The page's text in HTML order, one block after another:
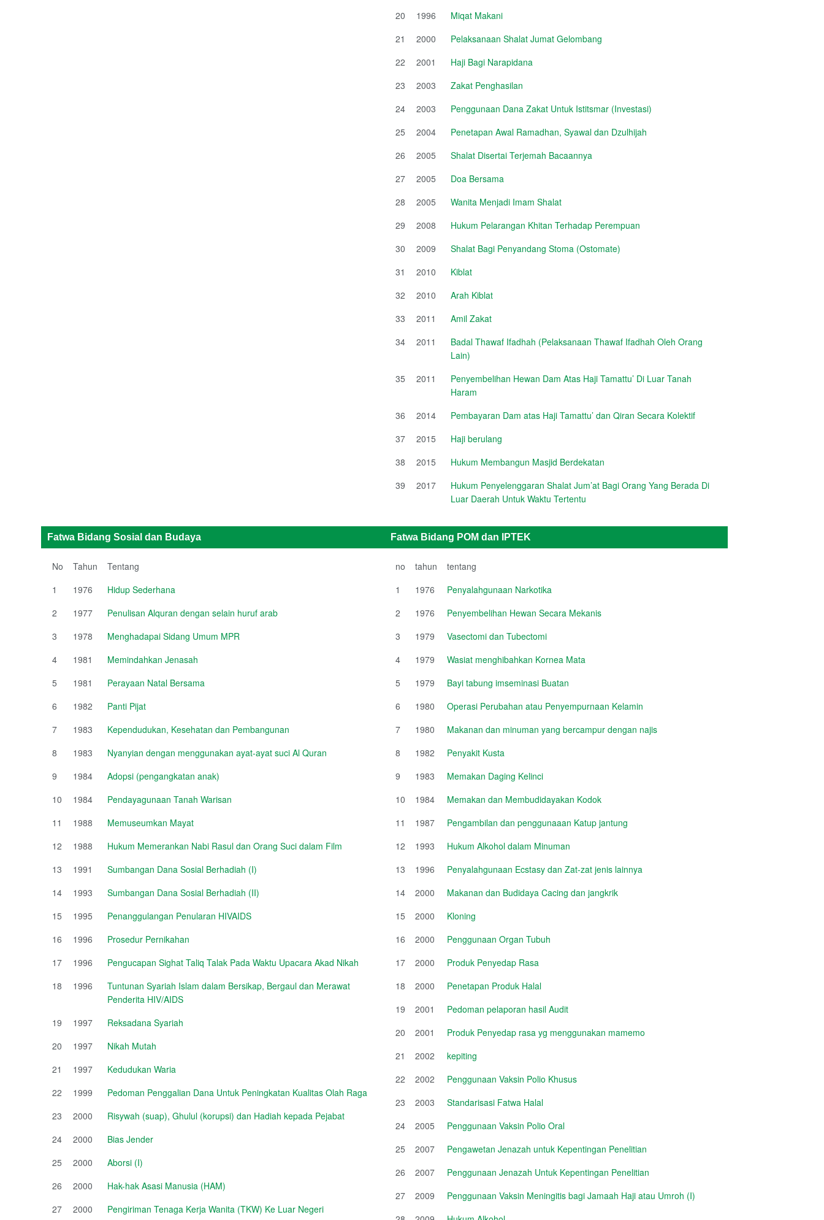
20
1996
Miqat Makani
21
2000
Pelaksanaan Shalat Jumat Gelombang
22
2001
Haji Bagi Narapidana
23
2003
Zakat Penghasilan
24
2003
Penggunaan Dana Zakat Untuk Istitsmar (Investasi)
25
2004
Penetapan Awal Ramadhan, Syawal dan Dzulhijah
26
2005
Shalat Disertai Terjemah Bacaannya
27
2005
Doa Bersama
28
2005
Wanita Menjadi Imam Shalat
29
2008
Hukum Pelarangan Khitan Terhadap Perempuan
30
2009
Shalat Bagi Penyandang Stoma (Ostomate)
31
2010
Kiblat
32
2010
Arah Kiblat
33
2011
Amil Zakat
34
2011
Badal Thawaf Ifadhah (Pelaksanaan Thawaf Ifadhah Oleh Orang
Lain)
35
2011
Penyembelihan Hewan Dam Atas Haji Tamattu’ Di Luar Tanah
Haram
36
2014
Pembayaran Dam atas Haji Tamattu’ dan Qiran Secara Kolektif
37
2015
Haji berulang
38
2015
Hukum Membangun Masjid Berdekatan
39
2017
Hukum Penyelenggaran Shalat Jum’at Bagi Orang Yang Berada Di
Luar Daerah Untuk Waktu Tertentu
Fatwa Bidang Sosial dan Budaya Fatwa Bidang POM dan IPTEK
No Tahun
Tentang
1
1976
Hidup Sederhana
2
1977
Penulisan Alquran dengan selain huruf arab
3
1978
Menghadapai Sidang Umum MPR
4
1981
Memindahkan Jenasah
5
1981
Perayaan Natal Bersama
6
1982
Panti Pijat
7
1983
Kependudukan, Kesehatan dan Pembangunan
8
1983
Nyanyian dengan menggunakan ayat-ayat suci Al Quran
9
1984
Adopsi (pengangkatan anak)
10
1984
Pendayagunaan Tanah Warisan
11
1988
Memuseumkan Mayat
12
1988
Hukum Memerankan Nabi Rasul dan Orang Suci dalam Film
13
1991
Sumbangan Dana Sosial Berhadiah (I)
14
1993
Sumbangan Dana Sosial Berhadiah (II)
15
1995
Penanggulangan Penularan HIVAIDS
16
1996
Prosedur Pernikahan
17
1996
Pengucapan Sighat Taliq Talak Pada Waktu Upacara Akad Nikah
18
1996
Tuntunan Syariah Islam dalam Bersikap, Bergaul dan Merawat
Penderita HIV/AIDS
19
1997
Reksadana Syariah
20
1997
Nikah Mutah
21
1997
Kedudukan Waria
22
1999
Pedoman Penggalian Dana Untuk Peningkatan Kualitas Olah Raga
23
2000
Risywah (suap), Ghulul (korupsi) dan Hadiah kepada Pejabat
24
2000
Bias Jender
25
2000
Aborsi (I)
26
2000
Hak-hak Asasi Manusia (HAM)
27
2000 Pengiriman Tenaga Kerja Wanita (TKW) Ke Luar Negeri
no tahun
tentang
1
1976
Penyalahgunaan Narkotika
2
1976
Penyembelihan Hewan Secara Mekanis
3
1979
Vasectomi dan Tubectomi
4
1979
Wasiat menghibahkan Kornea Mata
5
1979
Bayi tabung imseminasi Buatan
6
1980
Operasi Perubahan atau Penyempurnaan Kelamin
7
1980
Makanan dan minuman yang bercampur dengan najis
8
1982
Penyakit Kusta
9
1983
Memakan Daging Kelinci
10
1984
Memakan dan Membudidayakan Kodok
11
1987
Pengambilan dan penggunaaan Katup jantung
12
1993
Hukum Alkohol dalam Minuman
13
1996
Penyalahgunaan Ecstasy dan Zat-zat jenis lainnya
14
2000
Makanan dan Budidaya Cacing dan jangkrik
15
2000
Kloning
16
2000
Penggunaan Organ Tubuh
17
2000
Produk Penyedap Rasa
18
2000
Penetapan Produk Halal
19
2001
Pedoman pelaporan hasil Audit
20
2001
Produk Penyedap rasa yg menggunakan mamemo
21
2002
kepiting
22
2002
Penggunaan Vaksin Polio Khusus
23
2003
Standarisasi Fatwa Halal
24
2005
Penggunaan Vaksin Polio Oral
25
2007
Pengawetan Jenazah untuk Kepentingan Penelitian
26
2007
Penggunaan Jenazah Untuk Kepentingan Penelitian
27
2009
Penggunaan Vaksin Meningitis bagi Jamaah Haji atau Umroh (I)